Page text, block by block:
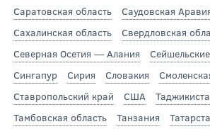
Саратовская область
Саудовская
Сахалинская область
Свердловская
Северная Осетия — Алания
Сингапур
Сирия Словакия
Ставропольский край
США
Тамбовская область
Танзания